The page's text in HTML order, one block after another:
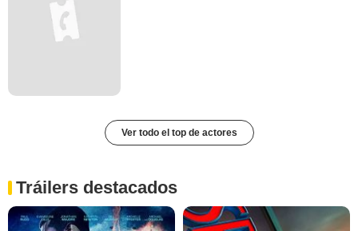
Ver todo el top de actores
Tráilers destacados